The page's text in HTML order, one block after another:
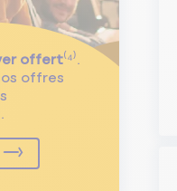
offert⁽⁴⁾.
offres